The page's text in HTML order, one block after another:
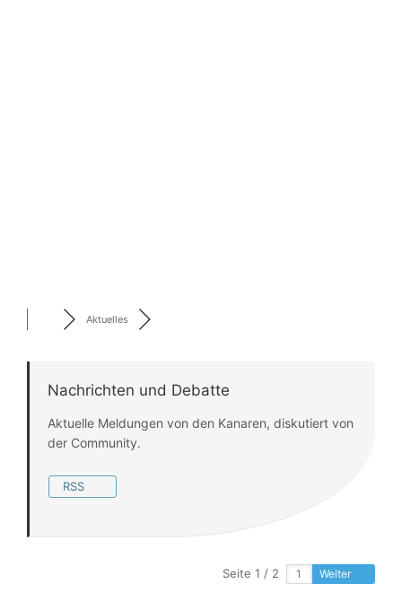
Aktuelles
Nachrichten und Debatte
Aktuelle Meldungen von den Kanaren, diskutiert von
der Community.
RSS
Seite 1 / 2 Weiter